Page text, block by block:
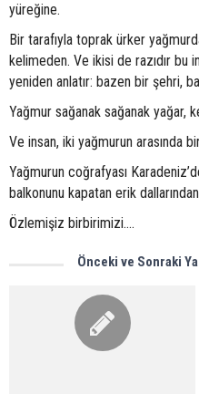
yüreğine.
Bir tarafıyla toprak ürker
kelimeden. Ve ikisi de razıdır bu
yeniden anlatır: bazen bir şehri,
Yağmur sağanak sağanak yağar,
Ve insan, iki yağmurun arasında
Yağmurun coğrafyası
balkonunu kapatan erik
Özlemişiz birbirimizi….
Önceki ve Sonraki